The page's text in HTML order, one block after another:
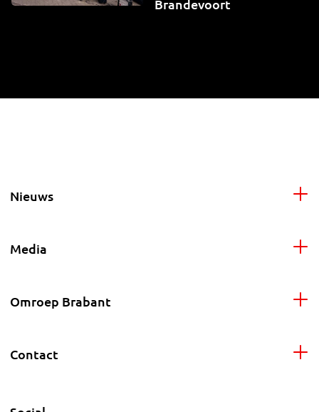
Brandevoort
Nieuws
Media
Omroep Brabant
Contact